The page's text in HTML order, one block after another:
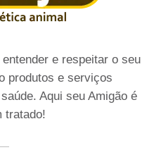
e respeitar o seu
produtos e serviços
Aqui seu Amigão é
tratado!